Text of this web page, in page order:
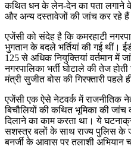
कथित धन के लेन-देन का पता लगाने के
और अन्य दस्तावेजों की जांच कर रहे
एजेंसी को संदेह है कि कमरहाटी
भुगतान के बदले भर्तियां की गई थीं।
125 से अधिक नियुक्तियां वर्तमान में
नगरपालिका भर्ती घोटाले की तेज
मंत्री सुजीत बोस की गिरफ्तारी पहले
एजेंसी एक ऐसे नेटवर्क में राजनीतिक
बिचौलियों की कथित भूमिका की जांच
दिलाने का काम करता था। ये
सशस्त्र बलों के साथ राज्य पुलिस के
बनर्जी के आवास पर तलाशी अभियान